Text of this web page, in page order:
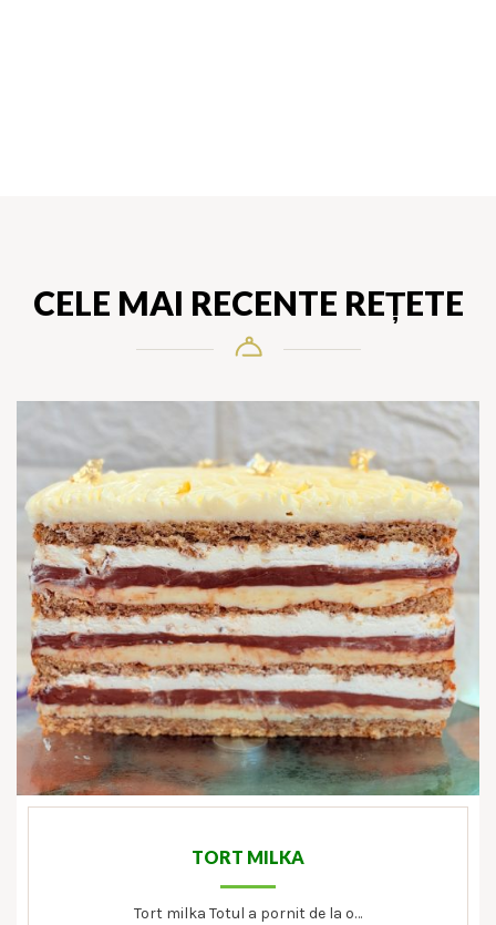
CELE MAI RECENTE REȚETE
TORT MILKA
Tort milka Totul a pornit de la o…